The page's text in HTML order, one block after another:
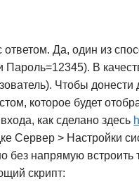
Да, один из
Пароль=12345). В
Чтобы
которое будет
как сделано здесь
Сервер > Настройки
напрямую встроить
скрипт: